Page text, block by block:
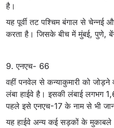
है।
यह पूर्वी तट पश्चिम बंगाल से चेन्नई
करता है। जिसके बीच में मुंबई,
9. एनएच- 66
वहीं पनवेल से कन्‍याकुमारी को
लंबा हाईवे है। इसकी लंबाई लगभग
पहले इसे एनएच-17 के नाम से भी
यह हाईवे अन्य कई सड़कों के मुकाबले